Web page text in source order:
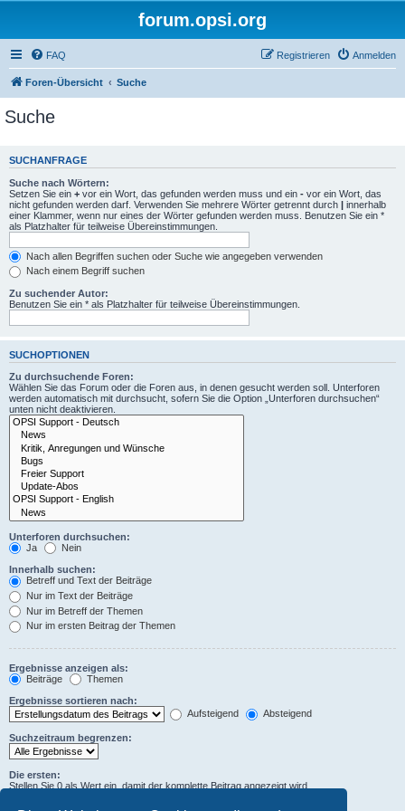
forum.opsi.org
FAQ Anmelden
Registrieren
Foren-Übersicht Suche
Suche
SUCHANFRAGE
Suche nach Wörtern:
Setzen Sie ein + vor ein Wort, das gefunden werden muss und ein - vor ein Wort, das
nicht gefunden werden darf. Verwenden Sie mehrere Wörter getrennt durch | innerhalb
einer Klammer, wenn nur eines der Wörter gefunden werden muss. Benutzen Sie ein *
als Platzhalter für teilweise Übereinstimmungen.
Nach allen Begriffen suchen oder Suche wie angegeben verwenden
Nach einem Begriff suchen
Zu suchender Autor:
Benutzen Sie ein * als Platzhalter für teilweise Übereinstimmungen.
SUCHOPTIONEN
Zu durchsuchende Foren:
Wählen Sie das Forum oder die Foren aus, in denen gesucht werden soll. Unterforen
werden automatisch mit durchsucht, sofern Sie die Option „Unterforen durchsuchen“
unten nicht deaktivieren.
Unterforen durchsuchen:
Ja
Nein
Innerhalb suchen:
Betreff und Text der Beiträge
Nur im Text der Beiträge
Nur im Betreff der Themen
Nur im ersten Beitrag der Themen
Ergebnisse anzeigen als:
Beiträge
Themen
Ergebnisse sortieren nach:
Aufsteigend
Absteigend
Suchzeitraum begrenzen:
Die ersten:
Stellen Sie 0 als Wert ein, damit der komplette Beitrag angezeigt wird.